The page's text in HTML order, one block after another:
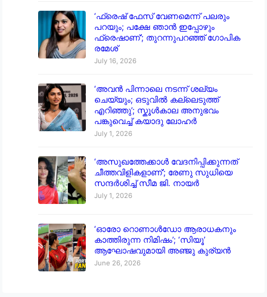
‘ഫ്രെഷ് ഫേസ് വേണമെന്ന് പലരും
പറയും; പക്ഷേ ഞാൻ ഇപ്പോഴും
ഫ്രെഷാണ്’; തുറന്നുപറഞ്ഞ് ഗോപിക
രമേശ്
July 16, 2026
‘അവൻ പിന്നാലെ നടന്ന് ശല്യം
ചെയ്യും; ഒടുവിൽ കല്ലെടുത്ത്
എറിഞ്ഞു’; സ്കൂൾകാല അനുഭവം
പങ്കുവെച്ച് കയാദു ലോഹർ
July 1, 2026
‘അസുഖത്തേക്കാൾ വേദനിപ്പിക്കുന്നത്
ചീത്തവിളികളാണ്’; രേണു സുധിയെ
സന്ദർശിച്ച് സീമ ജി. നായർ
July 1, 2026
‘ഓരോ റൊണാൾഡോ ആരാധകനും
കാത്തിരുന്ന നിമിഷം’; ‘സിയൂ’
ആഘോഷവുമായി അഞ്ജു കുര്യൻ
June 26, 2026